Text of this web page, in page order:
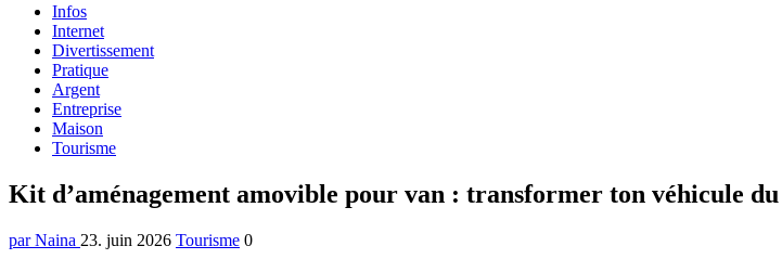
Formulaire
recherche
Infos
Internet
Divertissement
Pratique
Argent
Entreprise
Maison
Tourisme
Menu
Kit d’aménagement amovible pour van : transformer ton véhicule
par Naina 23. juin 2026 Tourisme 0